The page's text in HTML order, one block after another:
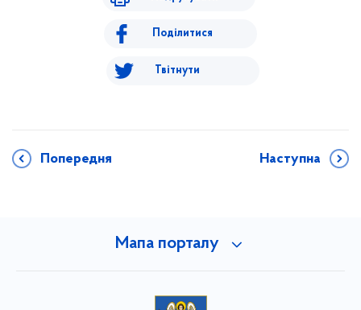
Поділитися
Твітнути
Попередня Наступна
Мапа порталу